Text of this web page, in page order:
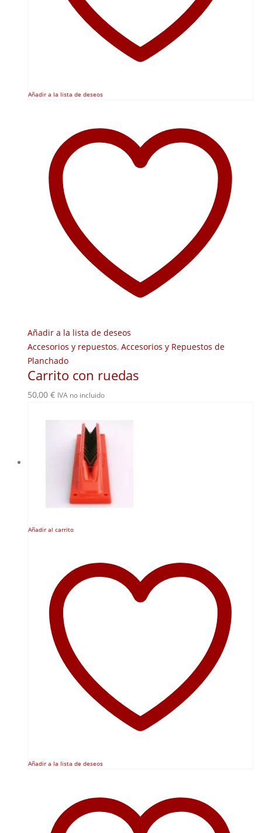
Añadir a la lista de deseos
Añadir a la lista de deseos
Accesorios y repuestos, Accesorios y Repuestos de
Planchado
Carrito con ruedas
50,00 € IVA no incluido
Añadir al carrito
Añadir a la lista de deseos